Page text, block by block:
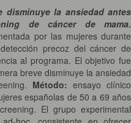
disminuye la ansiedad antes
de cáncer de mama.
por las mujeres durante
precoz del cáncer de
al programa. El objetivo fue
breve disminuye la ansiedad
Método:ensayo clínico
españolas de 50 a 69 años
El grupo experimental